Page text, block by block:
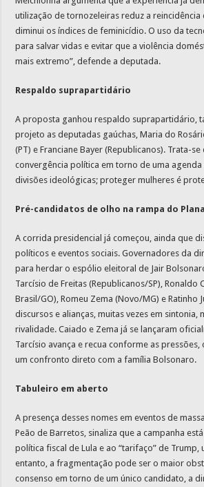
utilização de tornozeleiras reduz a reincidência
diminui os índices de feminicídio. O uso da
para salvar vidas e evitar que a violência
mais extremo”, defende a deputada.
Respaldo suprapartidário
A proposta ganhou respaldo suprapartidário,
projeto as deputadas gaúchas, Maria do
(PT) e Franciane Bayer (Republicanos). Trata-se
convergência política em torno de uma
divisões ideológicas; proteger mulheres é
Pré-candidatos de olho na rampa do
A corrida presidencial já começou, ainda que
políticos e eventos sociais. Governadores da
para herdar o espólio eleitoral de Jair
Tarcísio de Freitas (Republicanos/SP), Ronaldo
Brasil/GO), Romeu Zema (Novo/MG) e Ratinho
discursos e alianças, muitas vezes em sintonia,
rivalidade. Caiado e Zema já se lançaram
Tarcísio avança e recua conforme as
um confronto direto com a família Bolsonaro.
Tabuleiro em aberto
A presença desses nomes em eventos de
Peão de Barretos, sinaliza que a campanha
política fiscal de Lula e ao “tarifaço” de Trump,
entanto, a fragmentação pode ser o maior
consenso em torno de um único candidato, a